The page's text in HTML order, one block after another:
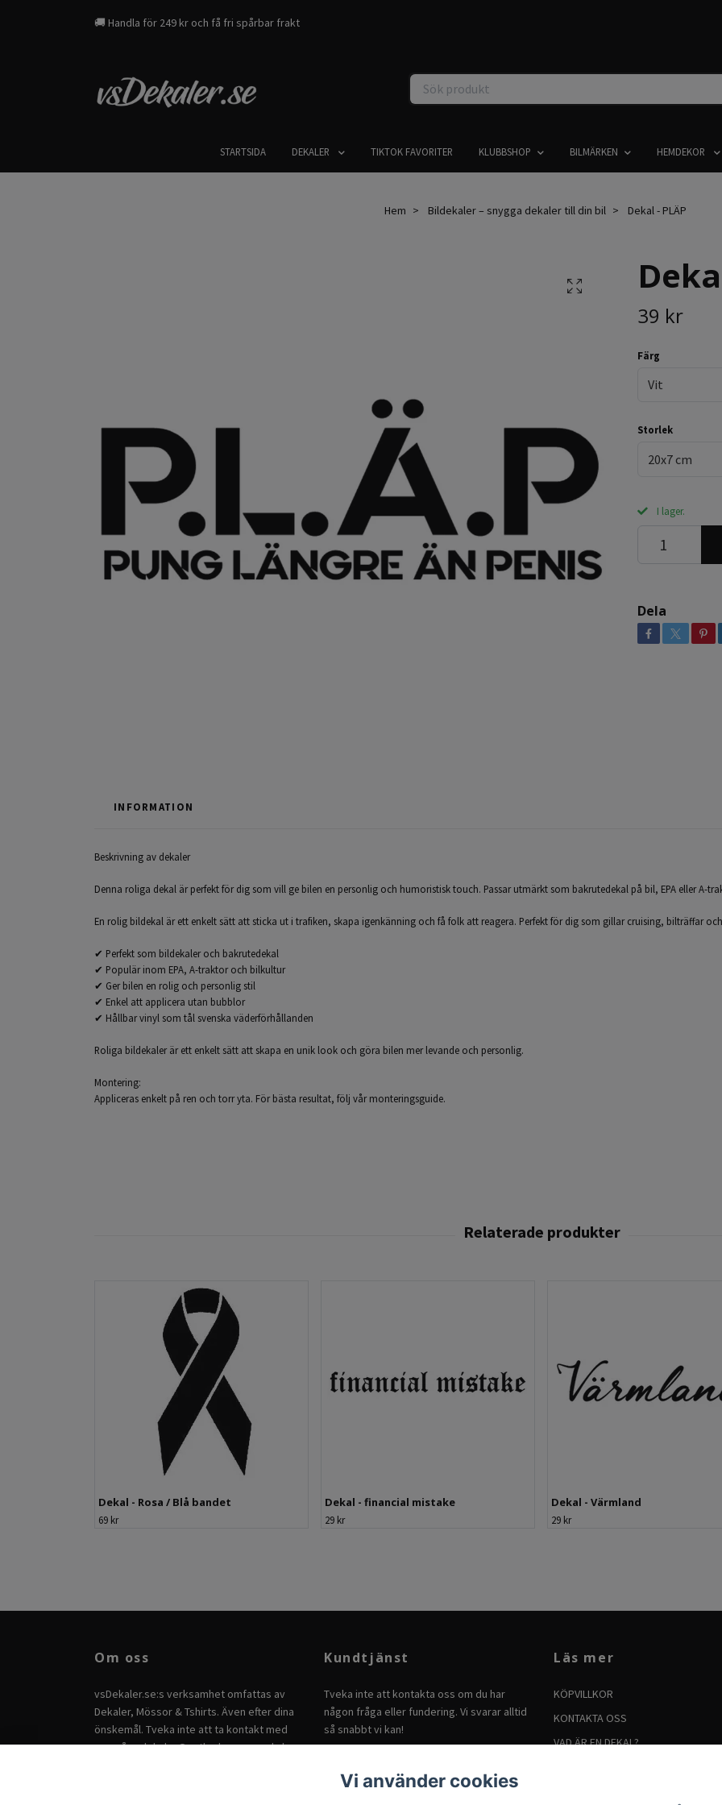
🚚 Handla för 249 kr och få fri spårbar frakt
STARTSIDA DEKALER TIKTOK FAVORITER KLUBBSHOP BILMÄRKEN HEMDEKOR
Hem Bildekaler – snygga dekaler till din bil Dekal - PLÄP
39 kr
Färg
Vit
Storlek
20x7 cm
I lager.
Dela
INFORMATION
Beskrivning av dekaler
Denna roliga dekal är perfekt för dig som vill ge bilen en personlig och humoristisk touch. Passar utmärkt som bakrutedekal på bil, EPA eller A-
En rolig bildekal är ett enkelt sätt att sticka ut i trafiken, skapa igenkänning och få folk att reagera. Perfekt för dig som gillar cruising, bilträffar
✔ Perfekt som bildekaler och bakrutedekal
✔ Populär inom EPA, A-traktor och bilkultur
✔ Ger bilen en rolig och personlig stil
✔ Enkel att applicera utan bubblor
✔ Hållbar vinyl som tål svenska väderförhållanden
Roliga bildekaler är ett enkelt sätt att skapa en unik look och göra bilen mer levande och personlig.
Montering:
Appliceras enkelt på ren och torr yta. För bästa resultat, följ vår monteringsguide.
Dekal - Rosa / Blå bandet
69 kr
Dekal - financial mistake
29 kr
Dekal - Värmland
29 kr
Om oss
vsDekaler.se:s verksamhet omfattas av
Dekaler, Mössor & Tshirts. Även efter dina
önskemål. Tveka inte att ta kontakt med
oss påvsdekaler@outlook.comom du har
Kundtjänst
Tveka inte att kontakta oss om du har
någon fråga eller fundering. Vi svarar alltid
så snabbt vi kan!
Läs mer
KÖPVILLKOR
KONTAKTA OSS
VAD ÄR EN DEKAL?
Vi använder cookies